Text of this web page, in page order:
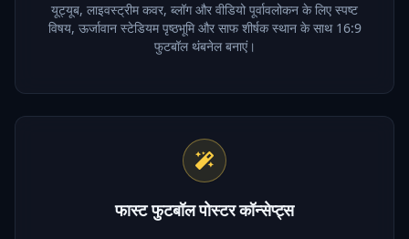
यूट्यूब, लाइवस्ट्रीम कवर, ब्लॉग और वीडियो पूर्वावलोकन के लिए स्पष्ट
विषय, ऊर्जावान स्टेडियम पृष्ठभूमि और साफ शीर्षक स्थान के साथ 16:9
फुटबॉल थंबनेल बनाएं।
फास्ट फुटबॉल पोस्टर कॉन्सेप्ट्स